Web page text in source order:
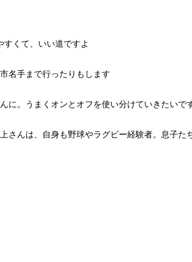
くて、いい道ですよ
名手まで行ったりもします
に。うまくオンとオフを使い分けていきたいで
んは、自身も野球やラグビー経験者。息子